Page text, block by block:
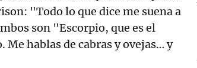
"Todo lo que dice me suena a
son "Escorpio, que es el
Me hablas de cabras y ovejas… y